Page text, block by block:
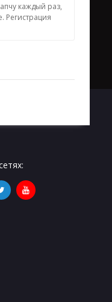
каждый раз,
Регистрация